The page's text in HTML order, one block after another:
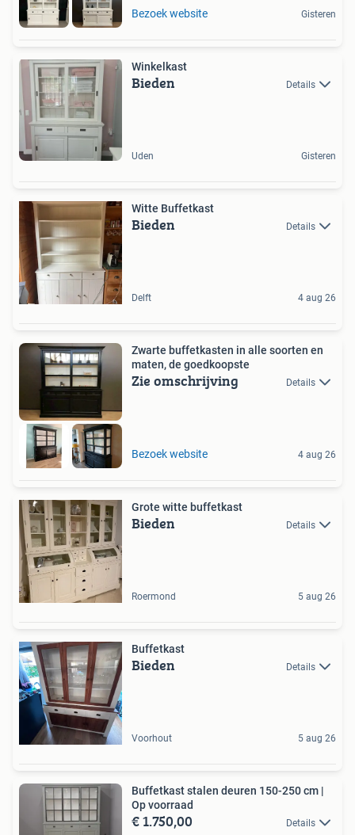
Bezoek website Gisteren
Winkelkast
Bieden Details
Uden Gisteren
Witte Buffetkast
Bieden Details
Delft 4 aug 26
Zwarte buffetkasten in alle soorten en
maten, de goedkoopste
Zie omschrijving Details
Bezoek website 4 aug 26
Grote witte buffetkast
Bieden Details
Roermond 5 aug 26
Buffetkast
Bieden Details
Voorhout 5 aug 26
Buffetkast stalen deuren 150-250 cm |
Op voorraad
€ 1.750,00 Details